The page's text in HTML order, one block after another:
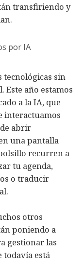
transfiriendo y
por IA
tecnológicas sin
año estamos
a la IA, que
interactuamos
abrir
una pantalla
recurren a
tu agenda,
o traducir
otros
poniendo a
gestionar las
todavía está